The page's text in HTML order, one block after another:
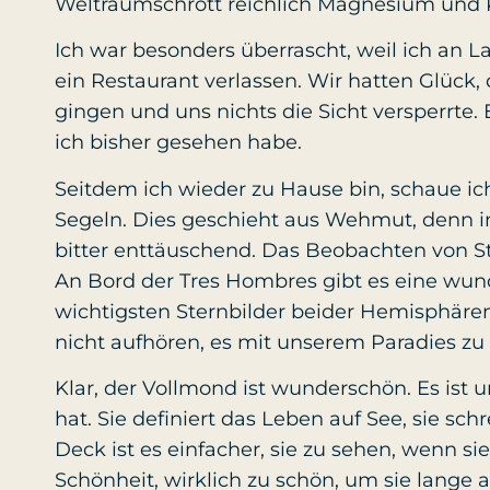
Ich war besonders überrascht, weil ich an
ein Restaurant verlassen. Wir hatten
gingen und uns nichts die Sicht
ich bisher gesehen habe.
Seitdem ich wieder zu Hause bin, schaue
Segeln. Dies geschieht aus Wehmut, denn
bitter enttäuschend. Das Beobachten von
An Bord der Tres Hombres gibt es eine
wichtigsten Sternbilder beider
nicht aufhören, es mit unserem Paradies
Klar, der Vollmond ist wunderschön. Es ist
hat. Sie definiert das Leben auf See, sie
Deck ist es einfacher, sie zu sehen, wenn
Schönheit, wirklich zu schön, um sie lange